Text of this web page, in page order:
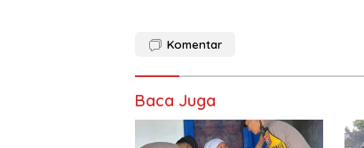
Komentar
Baca Juga